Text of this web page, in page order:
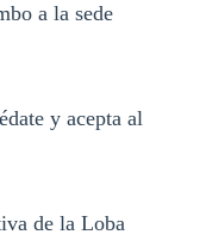
a la sede
y acepta al
de la Loba